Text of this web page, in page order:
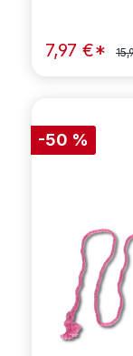
7,97 €*
-50 %